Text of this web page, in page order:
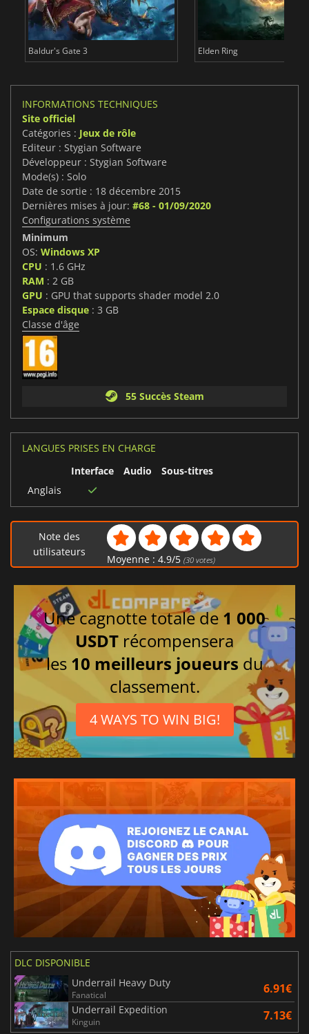
Baldur's Gate 3 Elden Ring
INFORMATIONS TECHNIQUES
Site officiel
Catégories : Jeux de rôle
Editeur : Stygian Software
Développeur : Stygian Software
Mode(s) : Solo
Date de sortie : 18 décembre 2015
Dernières mises à jour: #68 - 01/09/2020
Configurations système
Minimum
OS: Windows XP
CPU : 1.6 GHz
RAM : 2 GB
GPU : GPU that supports shader model 2.0
Espace disque : 3 GB
Classe d'âge
55 Succès Steam
LANGUES PRISES EN CHARGE
Interface
Audio
Sous-titres
Anglais
Note des
utilisateurs
Moyenne : 4.9/5 (30votes)
Une cagnotte totale de 1 000
USDT récompensera
les 10 meilleurs joueurs du
classement.
4 WAYS TO WIN BIG!
DLC DISPONIBLE
Underrail Heavy Duty
Fanatical 6.91€
Underrail Expedition
Kinguin 7.13€